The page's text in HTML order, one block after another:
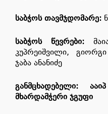
საბჭოს თავმჯდომარე:
საბჭოს წევრები:
კუპრეიშვილი,
ჯაბა ანანიძე
განმცხადებელი:
მხარდამჭერი ჯგუფი